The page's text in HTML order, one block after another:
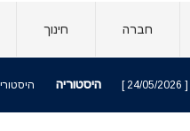
חברה חינוך
[ 24/05/2026 ] היסטוריה